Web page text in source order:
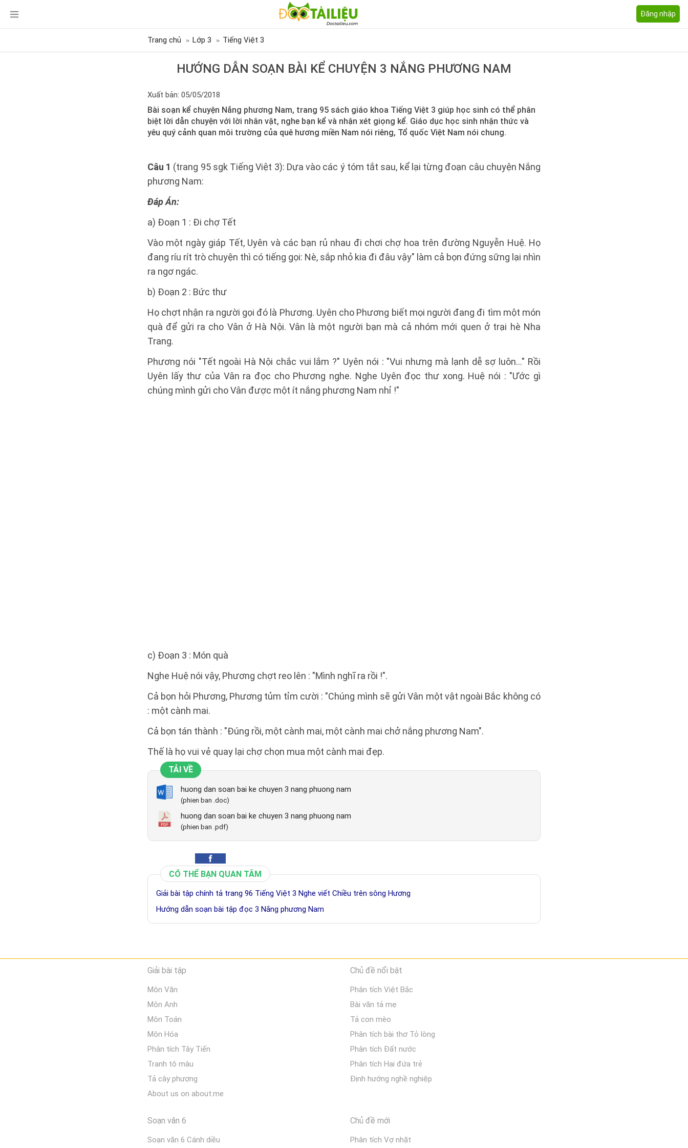
Đăng nhập
Trang chủ Lớp 3 Tiếng Việt 3
HƯỚNG DẪN SOẠN BÀI KỂ CHUYỆN 3 NẮNG PHƯƠNG NAM
Xuất bản: 05/05/2018
Bài soạn kể chuyện Nắng phương Nam, trang 95 sách giáo khoa Tiếng Việt 3 giúp học sinh có thể phân
biệt lời dẫn chuyện với lời nhân vật, nghe bạn kể và nhận xét giọng kể. Giáo dục học sinh nhận thức và
yêu quý cảnh quan môi trường của quê hương miền Nam nói riêng, Tổ quốc Việt Nam nói chung.
Câu 1 (trang 95 sgk Tiếng Việt 3): Dựa vào các ý tóm tắt sau, kể lại từng đoạn câu chuyện Nắng
phương Nam:
Đáp Án:
a) Đoạn 1 : Đi chợ Tết
Vào một ngày giáp Tết, Uyên và các bạn rủ nhau đi chơi chợ hoa trên đường Nguyễn Huệ. Họ
đang ríu rít trò chuyện thì có tiếng gọi: Nè, sắp nhỏ kia đi đâu vậy" làm cả bọn đứng sững lại nhìn
ra ngơ ngác.
b) Đoạn 2 : Bức thư
Họ chợt nhận ra người gọi đó là Phương. Uyên cho Phương biết mọi người đang đi tìm một món
quà để gửi ra cho Vân ở Hà Nội. Vân là một người bạn mà cả nhóm mới quen ở trại hè Nha
Trang.
Phương nói "Tết ngoài Hà Nội chắc vui lắm ?" Uyên nói : "Vui nhưng mà lạnh dễ sợ luôn…" Rồi
Uyên lấy thư của Vân ra đọc cho Phương nghe. Nghe Uyên đọc thư xong. Huệ nói : "Ước gì
chúng mình gửi cho Vân được một ít nắng phương Nam nhỉ !"
c) Đoạn 3 : Món quà
Nghe Huệ nói vậy, Phương chợt reo lên : "Mình nghĩ ra rồi !".
Cả bọn hỏi Phương, Phương tủm tỉm cười : "Chúng mình sẽ gửi Vân một vật ngoài Bắc không có
: một cành mai.
Cả bọn tán thành : "Đúng rồi, một cành mai, một cành mai chở nắng phương Nam".
Thế là họ vui vẻ quay lại chợ chọn mua một cành mai đẹp.
TẢI VỀ
huong dan soan bai ke chuyen 3 nang phuong nam
(phien ban .doc)
huong dan soan bai ke chuyen 3 nang phuong nam
(phien ban .pdf)
CÓ THỂ BẠN QUAN TÂM
Giải bài tập chính tả trang 96 Tiếng Việt 3 Nghe viết Chiều trên sông Hương
Hướng dẫn soạn bài tập đọc 3 Nắng phương Nam
Giải bài tập
Môn Văn
Môn Anh
Môn Toán
Môn Hóa
Phân tích Tây Tiến
Tranh tô màu
Tả cây phượng
About us on about.me
Chủ đề nổi bật
Phân tích Việt Bắc
Bài văn tả mẹ
Tả con mèo
Phân tích bài thơ Tỏ lòng
Phân tích Đất nước
Phân tích Hai đứa trẻ
Định hướng nghề nghiệp
Soạn văn 6
Soạn văn 6 Cánh diều
Chủ đề mới
Phân tích Vợ nhặt